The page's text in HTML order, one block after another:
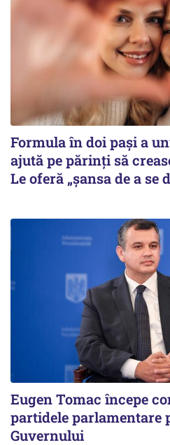
Formula în doi pași a
ajută pe părinți să
Le oferă „șansa de a se
Eugen Tomac începe
partidele parlamentare
Guvernului